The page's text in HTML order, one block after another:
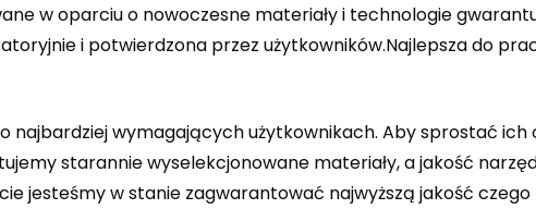
w oparciu o nowoczesne materiały i technologie
i potwierdzona przez użytkowników.Najlepsza do
najbardziej wymagających użytkownikach. Aby sprostać
starannie wyselekcjonowane materiały, a jakość
jesteśmy w stanie zagwarantować najwyższą jakość